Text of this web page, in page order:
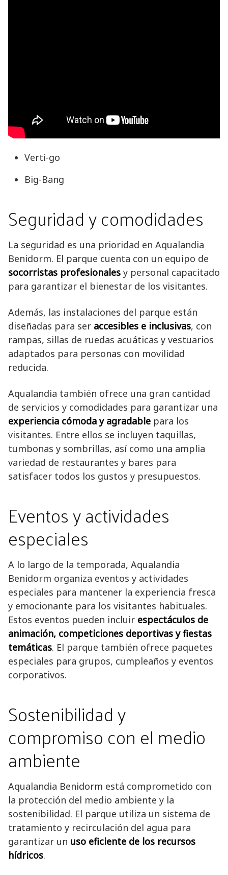
Verti-go
Big-Bang
Seguridad y comodidades
La seguridad es una prioridad en Aqualandia
Benidorm. El parque cuenta con un equipo de
socorristas profesionales y personal capacitado
para garantizar el bienestar de los visitantes.
Además, las instalaciones del parque están
diseñadas para ser accesibles e inclusivas, con
rampas, sillas de ruedas acuáticas y vestuarios
adaptados para personas con movilidad
reducida.
Aqualandia también ofrece una gran cantidad
de servicios y comodidades para garantizar una
experiencia cómoda y agradable para los
visitantes. Entre ellos se incluyen taquillas,
tumbonas y sombrillas, así como una amplia
variedad de restaurantes y bares para
satisfacer todos los gustos y presupuestos.
Eventos y actividades
especiales
A lo largo de la temporada, Aqualandia
Benidorm organiza eventos y actividades
especiales para mantener la experiencia fresca
y emocionante para los visitantes habituales.
Estos eventos pueden incluir espectáculos de
animación, competiciones deportivas y fiestas
temáticas. El parque también ofrece paquetes
especiales para grupos, cumpleaños y eventos
corporativos.
Sostenibilidad y
compromiso con el medio
ambiente
Aqualandia Benidorm está comprometido con
la protección del medio ambiente y la
sostenibilidad. El parque utiliza un sistema de
tratamiento y recirculación del agua para
garantizar un uso eficiente de los recursos
hídricos.